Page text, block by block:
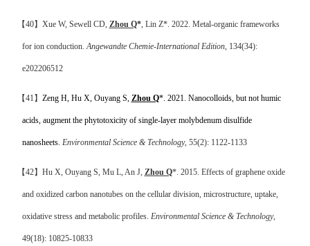
【40】 Xue W, Sewell CD, Zhou Q*, Lin Z*. 2022. Metal-organic frameworks
for ion conduction.Angewandte Chemie-International Edition, 134(34):
e202206512
【41】 Zeng H, Hu X, Ouyang S, Zhou Q*. 2021. Nanocolloids, but not humic
acids, augment the phytotoxicity of single-layer molybdenum disulfide
nanosheets. Environmental Science & Technology, 55(2): 1122-1133
【42】 Hu X, Ouyang S, Mu L, An J, Zhou Q*. 2015. Effects of graphene oxide
and oxidized carbon nanotubes on the cellular division, microstructure, uptake,
oxidative stress and metabolic profiles. Environmental Science & Technology,
49(18): 10825-10833